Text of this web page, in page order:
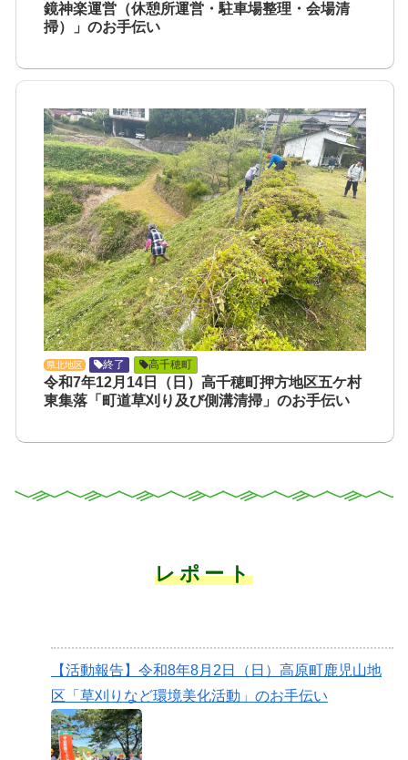
鏡神楽運営（休憩所運営・駐車場整理・会場清
掃）」のお手伝い
県北地区 終了 高千穂町
令和7年12月14日（日）高千穂町押方地区五ケ村
東集落「町道草刈り及び側溝清掃」のお手伝い
レポート
【活動報告】令和8年8月2日（日）高原町鹿児山地
区「草刈りなど環境美化活動」のお手伝い